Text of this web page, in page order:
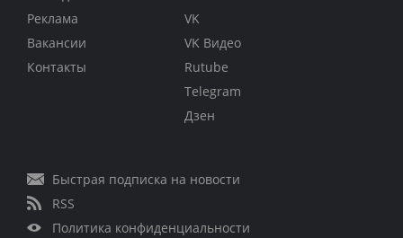
Реклама
Вакансии
Контакты
VK
VK Видео
Rutube
Telegram
Дзен
Быстрая подписка на новости
RSS
Политика конфиденциальности